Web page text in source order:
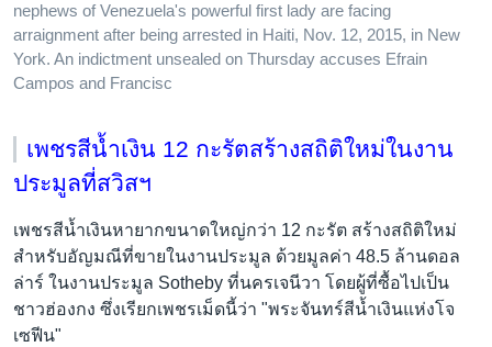
nephews of Venezuela's powerful first lady are facing
arraignment after being arrested in Haiti, Nov. 12, 2015, in New
York. An indictment unsealed on Thursday accuses Efrain
Campos and Francisc
เพชรสีน้ำเงิน 12 กะรัตสร้างสถิติใหม่ในงาน
ประมูลที่สวิสฯ
เพชรสีน้ำเงินหายากขนาดใหญ่กว่า 12 กะรัต สร้างสถิติใหม่
สำหรับอัญมณีที่ขายในงานประมูล ด้วยมูลค่า 48.5 ล้านดอล
ล่าร์ ในงานประมูล Sotheby ที่นครเจนีวา โดยผู้ที่ซื้อไปเป็น
ชาวฮ่องกง ซึ่งเรียกเพชรเม็ดนี้ว่า "พระจันทร์สีน้ำเงินแห่งโจ
เซฟีน"